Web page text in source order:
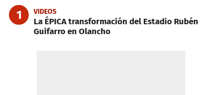
1 VIDEOS
La ÉPICA transformación del Estadio Rubén
Guifarro en Olancho